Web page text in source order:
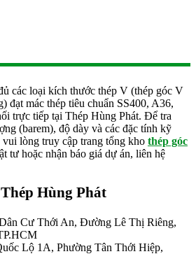
các loại kích thước thép V (thép góc V
đạt mác thép tiêu chuẩn SS400, A36,
trực tiếp tại Thép Hùng Phát. Để tra
(barem), độ dày và các đặc tính kỹ
lòng truy cập trang tổng kho thép góc
tư hoặc nhận báo giá dự án, liên hệ
Hùng Phát
Cư Thới An, Đường Lê Thị Riêng,
Lộ 1A, Phường Tân Thới Hiệp,